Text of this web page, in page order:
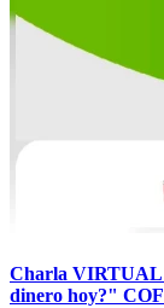
Charla VIRTUAL
dinero hoy?"